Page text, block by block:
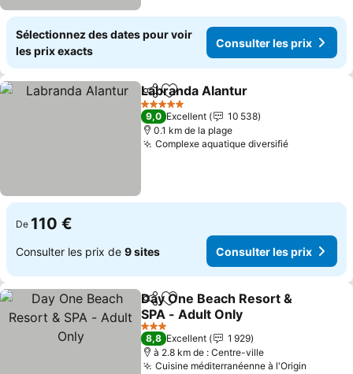
Sélectionnez des dates pour voir
les prix exacts
Consulter les prix
PartagerAjouter à mes favoris
Labranda Alantur
5 Étoiles
9,0 Excellent
10 538
0.1 km de la plage
Complexe aquatique diversifiéConsulter
De 110 €
Consulter les prix de 9 sites Consulter les prix
PartagerAjouter à mes favoris
Day One Beach Resort &
SPA - Adult Only
Consulter les prix
3 Étoiles
8,8 Excellent
1 929
à 2.8 km de : Centre-ville
Cuisine méditerranéenne à l'Origin